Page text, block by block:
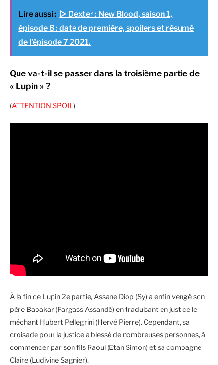
Lire aussi : ▷ Dexter : New Blood, saison 1,
épisode 8 : date de première, spoilers et résumé
de l'épisode 7 2021.
Que va-t-il se passer dans la troisième partie de
« Lupin » ?
(ATTENTION SPOIL )
À la fin de Lupin 2e partie, Assane Diop (Sy) a enfin vengé son
père Babakar (Fargass Assandé) en traduisant en justice le
méchant Hubert Pellegrini (Hervé Pierre). Cependant, sa
croisade pour la justice a blessé de nombreuses personnes, à
commencer par son fils Raoul (Etan Simon) et sa compagne
Claire (Ludivine Sagnier).